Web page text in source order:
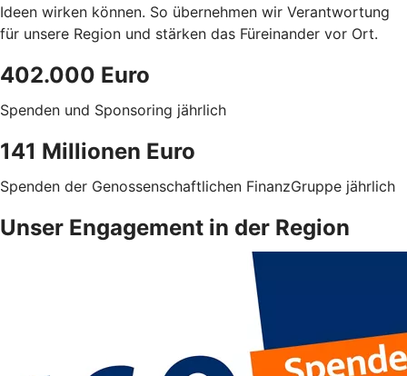
Ideen wirken können. So übernehmen wir Verantwortung
für unsere Region und stärken das Füreinander vor Ort.
402.000 Euro
Spenden und Sponsoring jährlich
141 Millionen Euro
Spenden der Genossenschaftlichen FinanzGruppe jährlich
Unser Engagement in der Region